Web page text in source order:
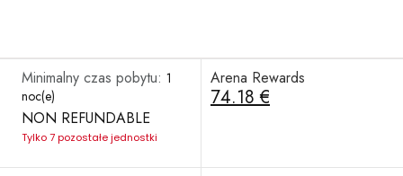
Minimalny czas pobytu: 1
noc(e)
NON REFUNDABLE
Tylko 7 pozostałe jednostki
Arena Rewards
74.18 €